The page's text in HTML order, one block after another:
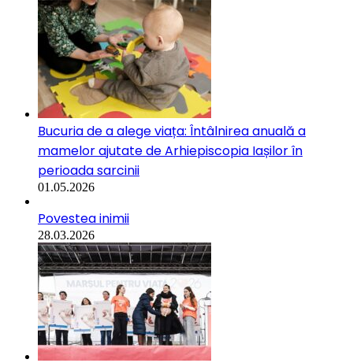
Bucuria de a alege viața: Întâlnirea anuală a
mamelor ajutate de Arhiepiscopia Iașilor în
perioada sarcinii
01.05.2026
Povestea inimii
28.03.2026